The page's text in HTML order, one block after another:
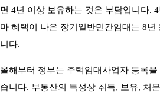
면 4년 이상 보유하는 것은 부담입니다.
마 혜택이 나은 장기일반민간임대는 8
니다.
올해부터 정부는 주택임대사업자 등록
습니다. 부동산의 특성상 취득, 보유, 처